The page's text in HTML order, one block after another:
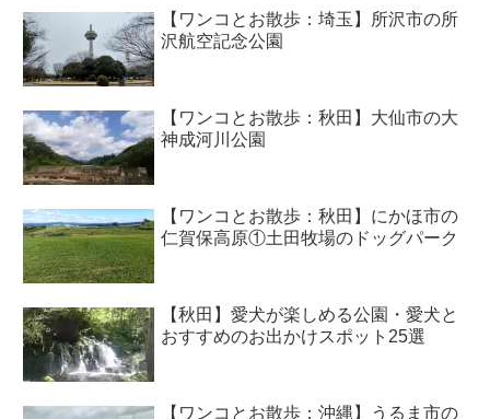
【ワンコとお散歩：埼玉】所沢市の所
沢航空記念公園
【ワンコとお散歩：秋田】大仙市の大
神成河川公園
【ワンコとお散歩：秋田】にかほ市の
仁賀保高原①土田牧場のドッグパーク
【秋田】愛犬が楽しめる公園・愛犬と
おすすめのお出かけスポット25選
【ワンコとお散歩：沖縄】うるま市の